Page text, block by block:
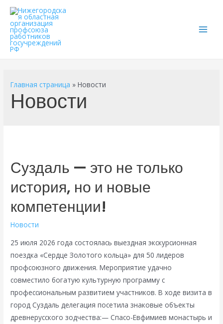
Главная страница »Новости
Новости
Суздаль — это не только
история, но и новые
компетенции!
Новости
25 июля 2026 года состоялась выездная экскурсионная
поездка «Сердце Золотого кольца» для 50 лидеров
профсоюзного движения. Мероприятие удачно
совместило богатую культурную программу с
профессиональным развитием участников. В ходе визита в
город Суздаль делегация посетила знаковые объекты
древнерусского зодчества:— Спасо-Евфимиев монастырь и